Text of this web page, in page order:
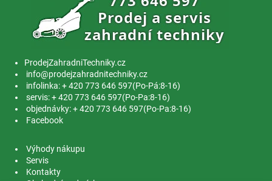
ProdejZahradniTechniky.cz
info@prodejzahradnitechniky.cz
infolinka: + 420 773 646 597(Po-Pá:8-16)
servis: + 420 773 646 597(Po-Pa:8-16)
objednávky: + 420 773 646 597(Po-Pa:8-16)
Facebook
Výhody nákupu
Servis
Kontakty